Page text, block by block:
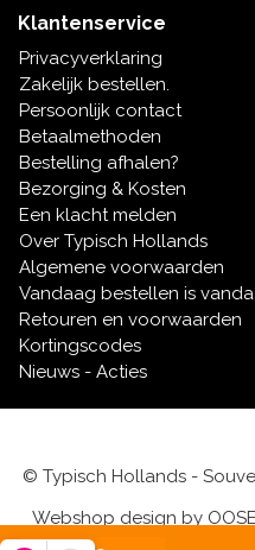
Klantenservice
Privacyverklaring
Zakelijk bestellen.
Persoonlijk contact
Betaalmethoden
Bestelling afhalen?
Bezorging & Kosten
Een klacht melden
Over Typisch Hollands
Algemene voorwaarden
Vandaag bestellen is
Retouren en voorwaarden
Kortingscodes
Nieuws - Acties
© Typisch Hollands -
Webshop design by